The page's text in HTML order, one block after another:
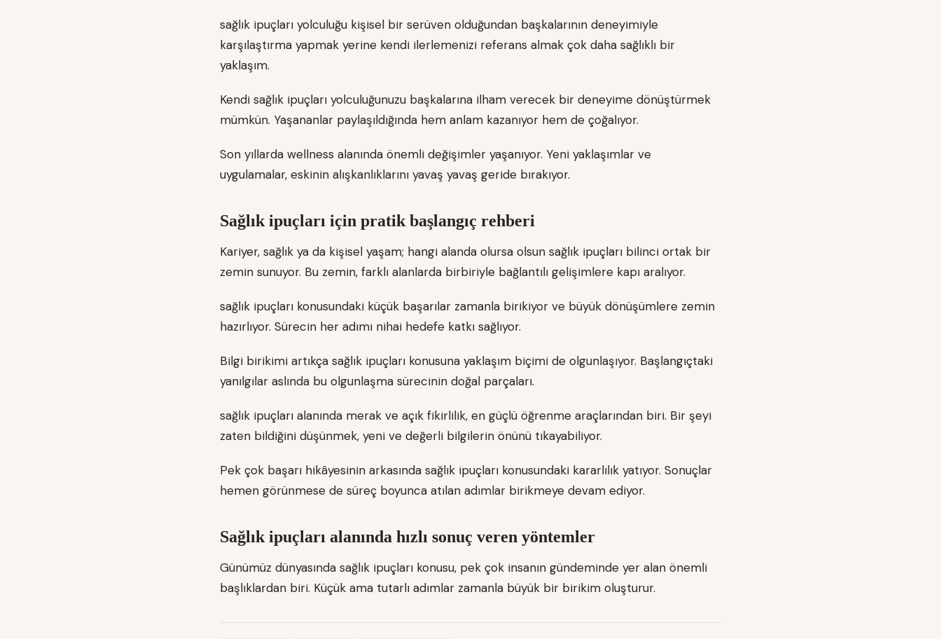
sağlık ipuçları yolculuğu kişisel bir serüven olduğundan başkalarının deneyimiyle
karşılaştırma yapmak yerine kendi ilerlemenizi referans almak çok daha sağlıklı bir
yaklaşım.
Kendi sağlık ipuçları yolculuğunuzu başkalarına ilham verecek bir deneyime dönüştürmek
mümkün. Yaşananlar paylaşıldığında hem anlam kazanıyor hem de çoğalıyor.
Son yıllarda wellness alanında önemli değişimler yaşanıyor. Yeni yaklaşımlar ve
uygulamalar, eskinin alışkanlıklarını yavaş yavaş geride bırakıyor.
Sağlık ipuçları için pratik başlangıç rehberi
Kariyer, sağlık ya da kişisel yaşam; hangi alanda olursa olsun sağlık ipuçları bilinci ortak bir
zemin sunuyor. Bu zemin, farklı alanlarda birbiriyle bağlantılı gelişimlere kapı aralıyor.
sağlık ipuçları konusundaki küçük başarılar zamanla birikiyor ve büyük dönüşümlere zemin
hazırlıyor. Sürecin her adımı nihai hedefe katkı sağlıyor.
Bilgi birikimi artıkça sağlık ipuçları konusuna yaklaşım biçimi de olgunlaşıyor. Başlangıçtaki
yanılgılar aslında bu olgunlaşma sürecinin doğal parçaları.
sağlık ipuçları alanında merak ve açık fikirlilik, en güçlü öğrenme araçlarından biri. Bir şeyi
zaten bildiğini düşünmek, yeni ve değerli bilgilerin önünü tıkayabiliyor.
Pek çok başarı hikâyesinin arkasında sağlık ipuçları konusundaki kararlılık yatıyor. Sonuçlar
hemen görünmese de süreç boyunca atılan adımlar birikmeye devam ediyor.
Sağlık ipuçları alanında hızlı sonuç veren yöntemler
Günümüz dünyasında sağlık ipuçları konusu, pek çok insanın gündeminde yer alan önemli
başlıklardan biri. Küçük ama tutarlı adımlar zamanla büyük bir birikim oluşturur.